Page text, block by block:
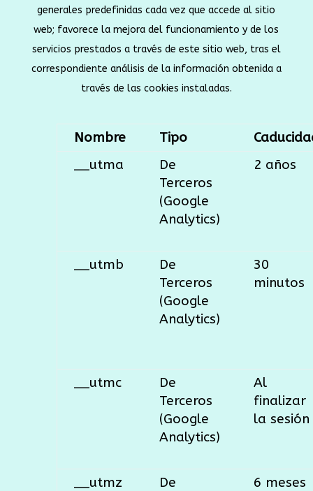
generales predefinidas cada vez que accede al sitio
web; favorece la mejora del funcionamiento y de los
servicios prestados a través de este sitio web, tras el
correspondiente análisis de la información obtenida a
través de las cookies instaladas.
Nombre Tipo
__utma
De
Terceros
(Google
Analytics)
2 años
__utmb
De
Terceros
(Google
Analytics)
30
minutos
__utmc
De
Terceros
(Google
Analytics)
Al
finalizar
la sesión
__utmz
De
6 meses